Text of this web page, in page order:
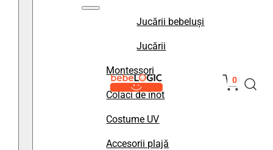
Jucării bebeluși
Jucării
Montessori
Colaci de înot
Costume UV
Accesorii plajă
0